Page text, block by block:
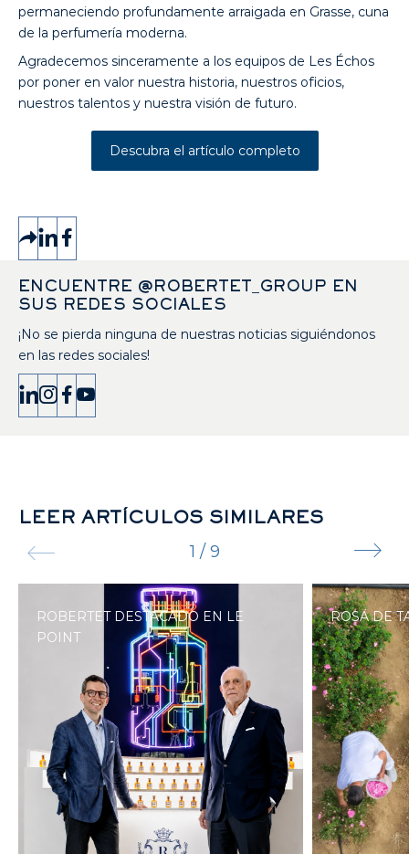
permaneciendo profundamente arraigada en Grasse, cuna
de la perfumería moderna.
Agradecemos sinceramente a los equipos de Les Échos
por poner en valor nuestra historia, nuestros oficios,
nuestros talentos y nuestra visión de futuro.
Descubra el artículo completo
ENCUENTRE @ROBERTET_GROUP EN
SUS REDES SOCIALES
¡No se pierda ninguna de nuestras noticias siguiéndonos
en las redes sociales!
LEER ARTÍCULOS SIMILARES
1 /9
ROBERTET DESTACADO EN LE
POINT
ROSA DE